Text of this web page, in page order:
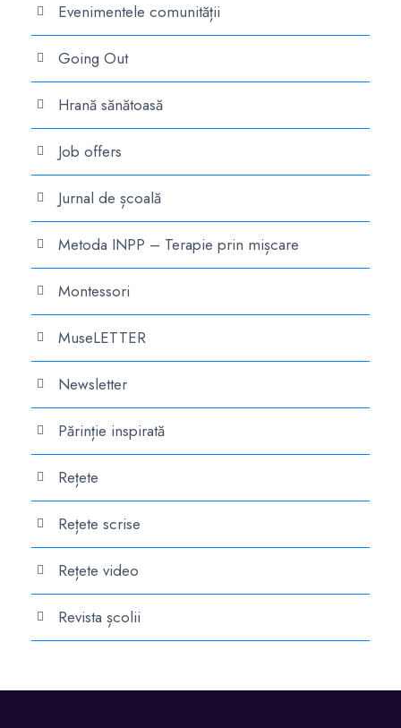
Evenimentele comunității
Going Out
Hrană sănătoasă
Job offers
Jurnal de școală
Metoda INPP – Terapie prin mișcare
Montessori
MuseLETTER
Newsletter
Părinție inspirată
Rețete
Rețete scrise
Rețete video
Revista școlii